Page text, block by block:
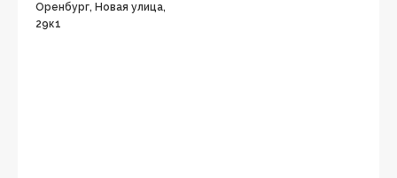
Оренбург, Новая улица,
29к1